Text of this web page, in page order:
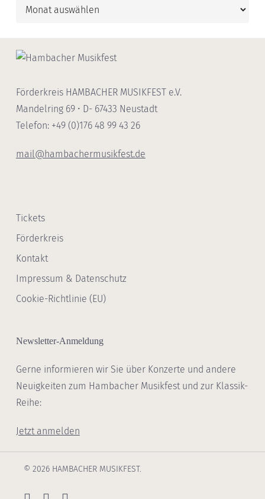
Rückblick
Förderkreis HAMBACHER MUSIKFEST e.V.
Mandelring 69 • D- 67433 Neustadt
Telefon: +49 (0)176 48 99 43 26
mail@hambachermusikfest.de
Tickets
Förderkreis
Kontakt
Impressum & Datenschutz
Cookie-Richtlinie (EU)
Newsletter-Anmeldung
Gerne informieren wir Sie über Konzerte und andere
Neuigkeiten zum Hambacher Musikfest und zur Klassik-
Reihe:
Jetzt anmelden
© 2026 HAMBACHER MUSIKFEST.
youtubephoneemail